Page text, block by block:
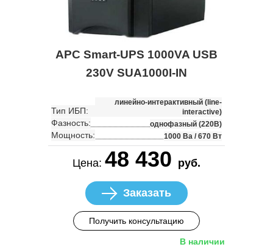
APC Smart-UPS 1000VA USB
230V SUA1000I-IN
Тип ИБП:
линейно-интерактивный (line-
interactive)
Фазность: однофазный (220В)
Мощность: 1000 Ва / 670 Вт
Цена: 48 430 руб.
Заказать
Получить консультацию
В наличии